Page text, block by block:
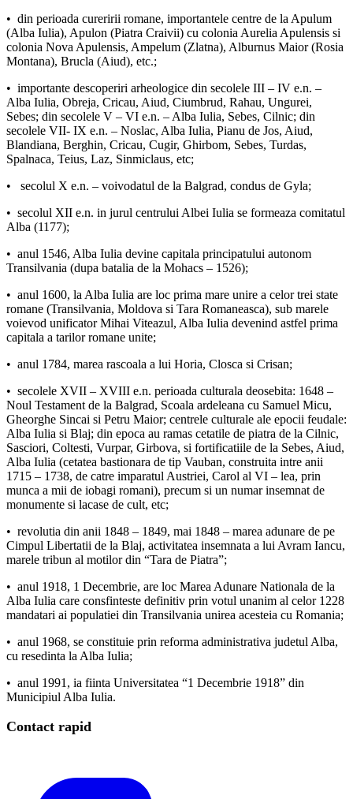
• din perioada cureririi romane, importantele centre de la Apulum
(Alba Iulia), Apulon (Piatra Craivii) cu colonia Aurelia Apulensis si
colonia Nova Apulensis, Ampelum (Zlatna), Alburnus Maior (Rosia
Montana), Brucla (Aiud), etc.;
• importante descoperiri arheologice din secolele III – IV e.n. –
Alba Iulia, Obreja, Cricau, Aiud, Ciumbrud, Rahau, Ungurei,
Sebes; din secolele V – VI e.n. – Alba Iulia, Sebes, Cilnic; din
secolele VII- IX e.n. – Noslac, Alba Iulia, Pianu de Jos, Aiud,
Blandiana, Berghin, Cricau, Cugir, Ghirbom, Sebes, Turdas,
Spalnaca, Teius, Laz, Sinmiclaus, etc;
• secolul X e.n. – voivodatul de la Balgrad, condus de Gyla;
• secolul XII e.n. in jurul centrului Albei Iulia se formeaza comitatul
Alba (1177);
• anul 1546, Alba Iulia devine capitala principatului autonom
Transilvania (dupa batalia de la Mohacs – 1526);
• anul 1600, la Alba Iulia are loc prima mare unire a celor trei state
romane (Transilvania, Moldova si Tara Romaneasca), sub marele
voievod unificator Mihai Viteazul, Alba Iulia devenind astfel prima
capitala a tarilor romane unite;
• anul 1784, marea rascoala a lui Horia, Closca si Crisan;
• secolele XVII – XVIII e.n. perioada culturala deosebita: 1648 –
Noul Testament de la Balgrad, Scoala ardeleana cu Samuel Micu,
Gheorghe Sincai si Petru Maior; centrele culturale ale epocii feudale:
Alba Iulia si Blaj; din epoca au ramas cetatile de piatra de la Cilnic,
Sasciori, Coltesti, Vurpar, Girbova, si fortificatiile de la Sebes, Aiud,
Alba Iulia (cetatea bastionara de tip Vauban, construita intre anii
1715 – 1738, de catre imparatul Austriei, Carol al VI – lea, prin
munca a mii de iobagi romani), precum si un numar insemnat de
monumente si lacase de cult, etc;
• revolutia din anii 1848 – 1849, mai 1848 – marea adunare de pe
Cimpul Libertatii de la Blaj, activitatea insemnata a lui Avram Iancu,
marele tribun al motilor din “Tara de Piatra”;
• anul 1918, 1 Decembrie, are loc Marea Adunare Nationala de la
Alba Iulia care consfinteste definitiv prin votul unanim al celor 1228
mandatari ai populatiei din Transilvania unirea acesteia cu Romania;
• anul 1968, se constituie prin reforma administrativa judetul Alba,
cu resedinta la Alba Iulia;
• anul 1991, ia fiinta Universitatea “1 Decembrie 1918” din
Municipiul Alba Iulia.
Contact rapid